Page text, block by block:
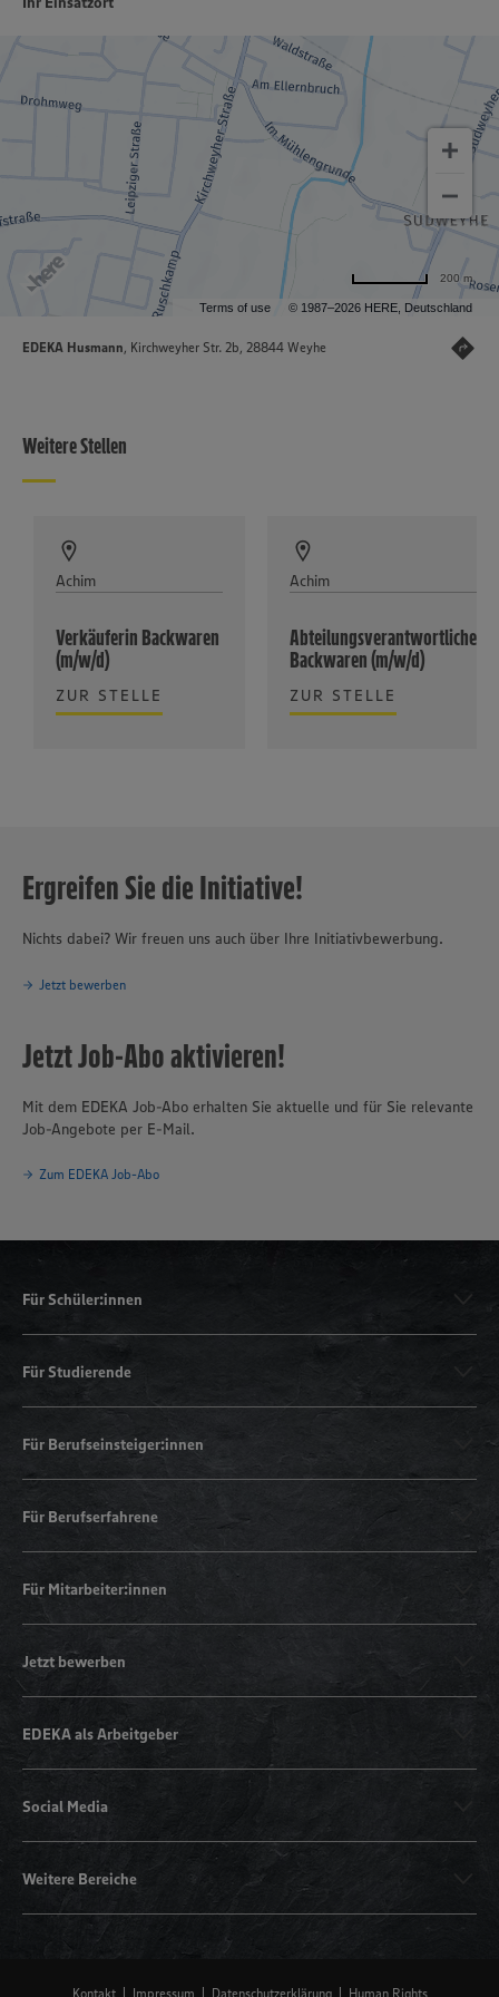
Terms of use © 1987–2026 HERE, Deutschland
200 m
EDEKA Husmann, Kirchweyher Str. 2b, 28844 Weyhe
Weitere Stellen
Achim
Verkäuferin Backwaren
(m/w/d)
ZUR STELLE
Achim
Abteilungsverantwortliche
Backwaren (m/w/d)
ZUR STELLE
Ergreifen Sie die Initiative!
Nichts dabei? Wir freuen uns auch über Ihre Initiativbewerbung.
Jetzt bewerben
Jetzt Job-Abo aktivieren!
Mit dem EDEKA Job-Abo erhalten Sie aktuelle und für Sie relevante
Job-Angebote per E-Mail.
Zum EDEKA Job-Abo
Für Schüler:innen
Für Studierende
Für Berufseinsteiger:innen
Für Berufserfahrene
Für Mitarbeiter:innen
Jetzt bewerben
EDEKA als Arbeitgeber
Social Media
Weitere Bereiche
Kontakt Impressum Datenschutzerklärung Human Rights